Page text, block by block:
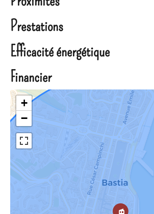
Prestations
Efficacité énergétique
Financier
+
−